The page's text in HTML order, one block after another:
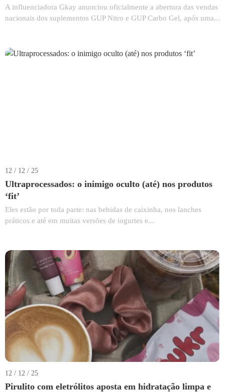
A influenciadora Gkay anunciou oficialmente a abertura das vendas
nacionais dos suplementos GUP Nitro e GUP Carbo Gel, após uma...
12 / 12 / 25
Ultraprocessados: o inimigo oculto (até) nos produtos
‘fit’
Eles estão por toda parte: nas bebidas de caixinha, nos lanches
práticos e até em muitas versões de iogurtes e...
12 / 12 / 25
Pirulito com eletrólitos aposta em hidratação limpa e